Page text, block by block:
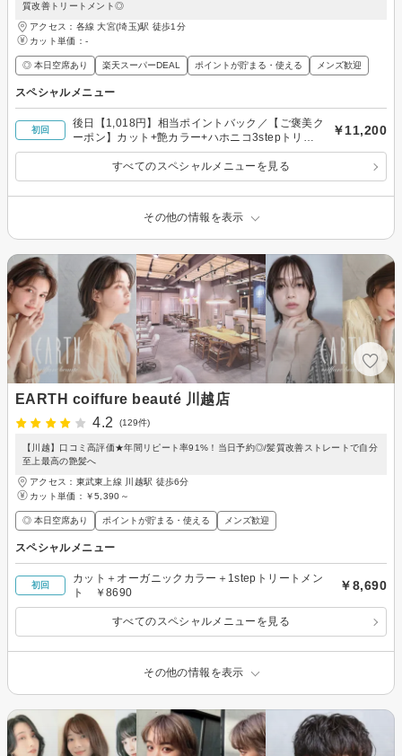
質改善トリートメント◎
アクセス：各線 大宮(埼玉)駅 徒歩1分
カット単価： -
◎ 本日空席あり 楽天スーパーDEAL ポイントが貯まる・使える メンズ歓迎
スペシャルメニュー
初回
後日【1,018円】相当ポイントバック／【ご褒美ク
ーポン】カット+艶カラー+ハホニコ3stepトリー
トメント
￥11,200
すべてのスペシャルメニューを見る
その他の情報を表示
EARTH coiffure beauté 川越店
4.2
(129件)
【川越】口コミ高評価★年間リピート率91%！当日予約◎/髪質改善ストレートで自分
至上最高の艶髪へ
アクセス：東武東上線 川越駅 徒歩6分
カット単価： ￥5,390～
◎ 本日空席あり ポイントが貯まる・使える メンズ歓迎
スペシャルメニュー
初回
カット＋オーガニックカラー＋1stepトリートメン
ト ￥8690
￥8,690
すべてのスペシャルメニューを見る
その他の情報を表示